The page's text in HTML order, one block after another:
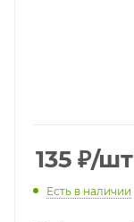
135 ₽/шт
Есть в наличии